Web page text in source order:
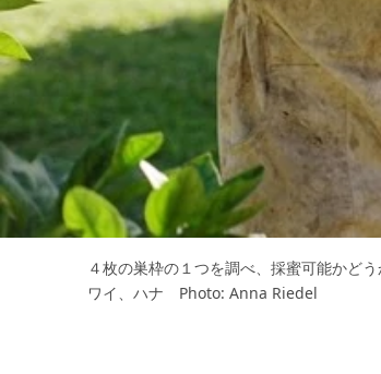
４枚の巣枠の１つを調べ、採蜜可能かど
ワイ、ハナ Photo: Anna Riedel